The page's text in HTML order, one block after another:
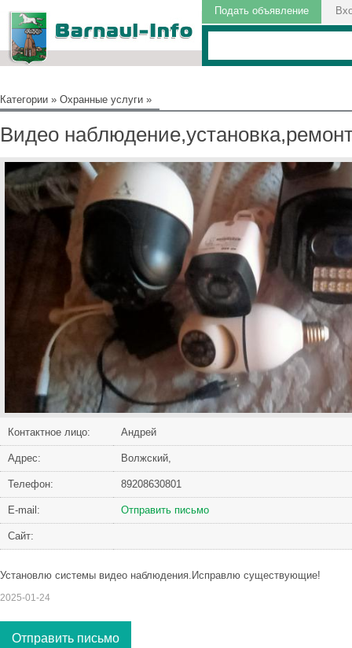
Подать объявление
Категории » Охранные услуги »
Видео
Контактное лицо: Андрей
Адрес: Волжский,
Телефон: 89208630801
Е-mail: Отправить письмо
Сайт:
Установлю системы видео наблюдения.Исправлю существующие!
2025-01-24
Отправить письмо